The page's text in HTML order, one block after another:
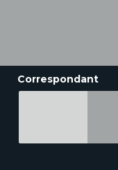
Correspondant